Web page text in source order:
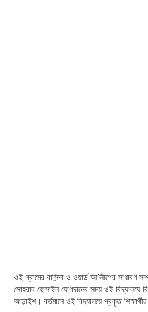
ওই গ্রামের বাসিন্দা ও ওয়ার্ড আ’লীগের সাধারণ
সোহরাব হোসাইন যোগদানের সময় ওই বিদ্যালয়ে
আড়াইশ। বর্তমানে ওই বিদ্যালয়ে প্রকৃত